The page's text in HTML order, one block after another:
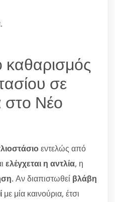
καθαρισμός
σε
στο Νέο
εντελώς από
ελέγχεται η αντλία, η
. Αν διαπιστωθεί βλάβη
με μία καινούρια, έτσι